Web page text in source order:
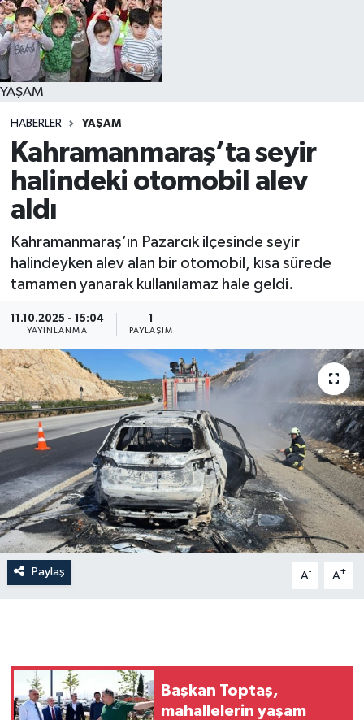
YAŞAM
HABERLER YAŞAM
Kahramanmaraş’ta seyir
halindeki otomobil alev
aldı
Kahramanmaraş’ın Pazarcık ilçesinde seyir
halindeyken alev alan bir otomobil, kısa sürede
tamamen yanarak kullanılamaz hale geldi.
11.10.2025 - 15:04
YAYINLANMA PAYLAŞIM
Paylaş A- A+
Başkan Toptaş,
mahallelerin yaşam
YAŞAM